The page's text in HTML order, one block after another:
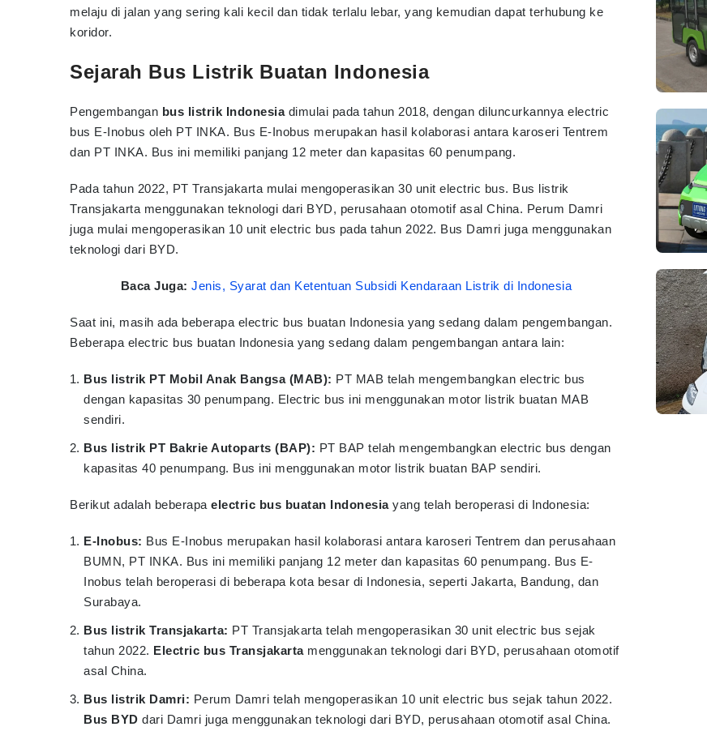
melaju di jalan yang sering kali kecil dan tidak terlalu lebar, yang kemudian dapat terhubung ke
koridor.
Sejarah Bus Listrik Buatan Indonesia
Pengembangan bus listrik Indonesiadimulai pada tahun 2018, dengan diluncurkannya electric
bus E-Inobus oleh PT INKA. Bus E-Inobus merupakan hasil kolaborasi antara karoseri Tentrem
dan PT INKA. Bus ini memiliki panjang 12 meter dan kapasitas 60 penumpang.
Pada tahun 2022, PT Transjakarta mulai mengoperasikan 30 unit electric bus. Bus listrik
Transjakarta menggunakan teknologi dari BYD, perusahaan otomotif asal China. Perum Damri
juga mulai mengoperasikan 10 unit electric bus pada tahun 2022. Bus Damri juga menggunakan
teknologi dari BYD.
Baca Juga: Jenis, Syarat dan Ketentuan Subsidi Kendaraan Listrik di Indonesia
Saat ini, masih ada beberapa electric bus buatan Indonesia yang sedang dalam pengembangan.
Beberapa electric bus buatan Indonesia yang sedang dalam pengembangan antara lain:
Bus listrik PT Mobil Anak Bangsa (MAB): PT MAB telah mengembangkan electric bus
dengan kapasitas 30 penumpang. Electric bus ini menggunakan motor listrik buatan MAB
sendiri.
Bus listrik PT Bakrie Autoparts (BAP): PT BAP telah mengembangkan electric bus dengan
kapasitas 40 penumpang. Bus ini menggunakan motor listrik buatan BAP sendiri.
Berikut adalah beberapa electric bus buatan Indonesiayang telah beroperasi di Indonesia:
E-Inobus: Bus E-Inobus merupakan hasil kolaborasi antara karoseri Tentrem dan perusahaan
BUMN, PT INKA. Bus ini memiliki panjang 12 meter dan kapasitas 60 penumpang. Bus E-
Inobus telah beroperasi di beberapa kota besar di Indonesia, seperti Jakarta, Bandung, dan
Surabaya.
Bus listrik Transjakarta: PT Transjakarta telah mengoperasikan 30 unit electric bus sejak
tahun 2022. Electric bus Transjakartamenggunakan teknologi dari BYD, perusahaan otomotif
asal China.
Bus listrik Damri: Perum Damri telah mengoperasikan 10 unit electric bus sejak tahun 2022.
Bus BYD dari Damri juga menggunakan teknologi dari BYD, perusahaan otomotif asal China.